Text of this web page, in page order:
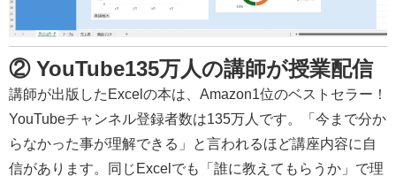
② YouTube135万人の講師が授業配信
講師が出版したExcelの本は、Amazon1位のベストセラー！
YouTubeチャンネル登録者数は135万人です。「今まで分か
らなかった事が理解できる」と言われるほど講座内容に自
信があります。同じExcelでも「誰に教えてもらうか」で理